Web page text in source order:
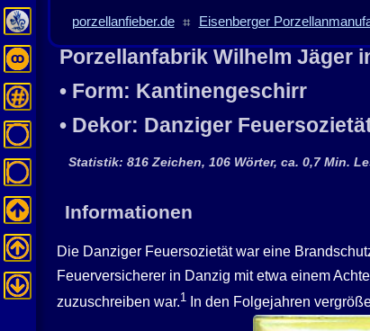
porzellanfieber.de ⌗ Eisenberger
Porzellanfabrik Wilhelm Jäger
• Form: Kantinengeschirr
• Dekor: Danziger
Statistik: 816 Zeichen, 106 Wörter, ca. 0,7 Min.
Informationen
Die Danziger Feuersozietät war eine
Feuerversicherer in Danzig mit etwa einem
zuzuschreiben war.1 In den Folgejahren